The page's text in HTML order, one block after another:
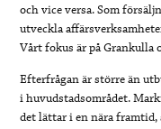
och vice versa. Som
utveckla
Vårt fokus är på Grankulla
Efterfrågan är större än
i huvudstadsområdet.
det lättar i en nära framtid,